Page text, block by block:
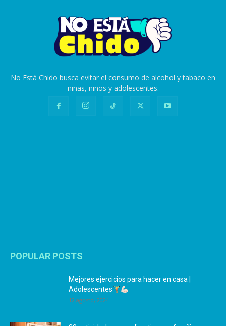
No Está Chido busca evitar el consumo de alcohol y tabaco en
niñas, niños y adolescentes.
POPULAR POSTS
Mejores ejercicios para hacer en casa |
Adolescentes
12 agosto, 2024